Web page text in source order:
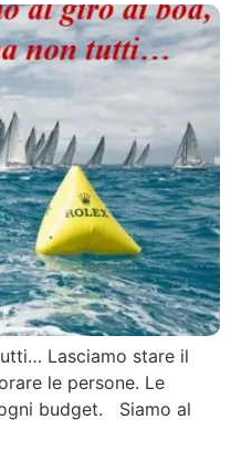
Lasciamo stare il
le persone. Le
budget. Siamo al